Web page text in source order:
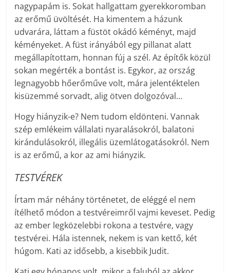
nagypapám is. Sokat hallgattam gyerekkoromban
az erőmű üvöltését. Ha kimentem a házunk
udvarára, láttam a füstöt okádó kéményt, majd
kéményeket. A füst irányából egy pillanat alatt
megállapítottam, honnan fúj a szél. Az építők közül
sokan megérték a bontást is. Egykor, az ország
legnagyobb hőerőműve volt, mára jelentéktelen
kisüzemmé sorvadt, alig ötven dolgozóval…
Hogy hiányzik-e? Nem tudom eldönteni. Vannak
szép emlékeim vállalati nyaralásokról, balatoni
kirándulásokról, illegális üzemlátogatásokról. Nem
is az erőmű, a kor az ami hiányzik.
TESTVÉREK
Írtam már néhány történetet, de eléggé el nem
ítélhető módon a testvéreimről vajmi keveset. Pedig
az ember legközelebbi rokona a testvére, vagy
testvérei. Hála istennek, nekem is van kettő, két
húgom. Kati az idősebb, a kisebbik Judit.